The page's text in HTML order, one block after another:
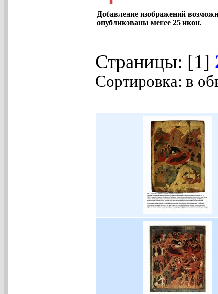
Добавление изображений
опубликованы менее 25 икон.
Страницы: [1]
Сортировка: в